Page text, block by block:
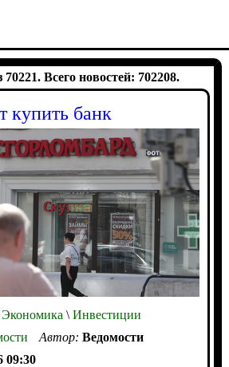
Всего новостей: 702208.
банк
\Инвестиции
Автор: Ведомости
09:30